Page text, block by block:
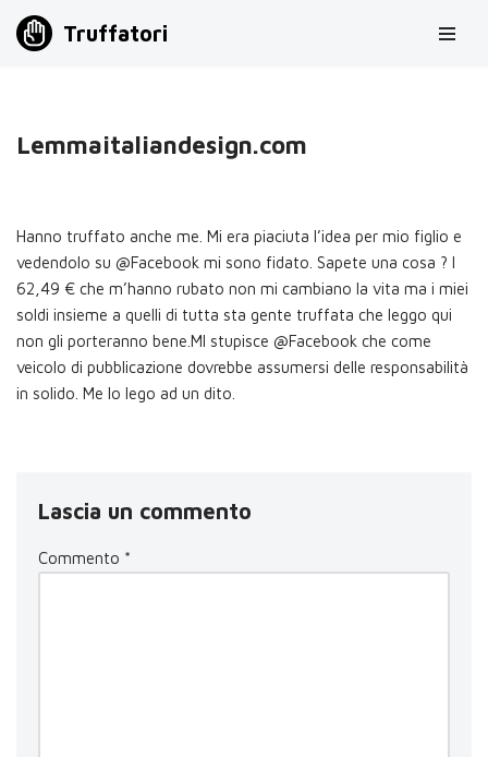
Truffatori
Lemmaitaliandesign.com
Hanno truffato anche me. Mi era piaciuta l’idea per mio figlio e
vedendolo su @Facebook mi sono fidato. Sapete una cosa ? I
62,49 € che m’hanno rubato non mi cambiano la vita ma i miei
soldi insieme a quelli di tutta sta gente truffata che leggo qui
non gli porteranno bene.MI stupisce @Facebook che come
veicolo di pubblicazione dovrebbe assumersi delle responsabilità
in solido. Me lo lego ad un dito.
Lascia un commento
Commento *